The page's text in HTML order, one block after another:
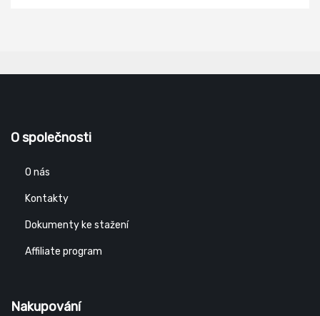
O společnosti
O nás
Kontakty
Dokumenty ke stažení
Affiliate program
Nakupování